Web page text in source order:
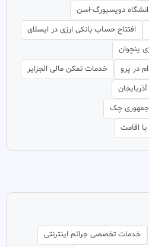
دویسبورگ-اسن
افتتاح حساب بانکی ارزی در ایسلای
ینچوان
در پرو
خدمات تمکن مالی الجزایر
جمهوری چک
اقامت
خدمات تخصصی جرائم اینترنتی